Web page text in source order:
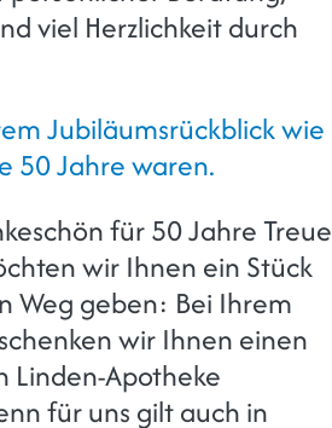
viel Herzlichkeit durch
Jubiläumsrückblick wie
50 Jahre waren.
für 50 Jahre Treue
wir Ihnen ein Stück
Weg geben: Bei Ihrem
wir Ihnen einen
Linden-Apotheke
für uns gilt auch in